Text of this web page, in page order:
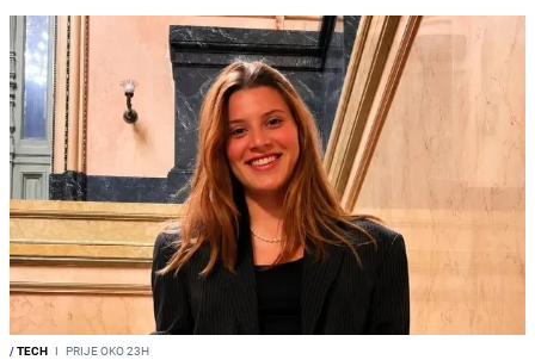
/TECH I PRIJE OKO 23H